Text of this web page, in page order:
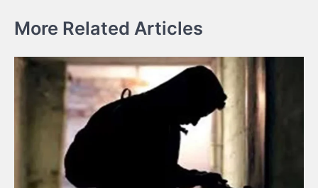
More Related Articles